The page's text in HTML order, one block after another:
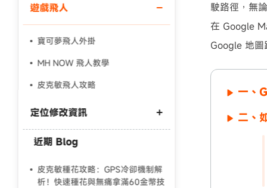
遊戲飛人
寶可夢飛人外掛
MH NOW 飛人教學
皮克敏飛人攻略
定位修改資訊
Android 更改定位3 種方法
【Fake GPS 完整教學】一秒更改虛
擬定位
近期 Blog
皮克敏種花攻略：GPS冷卻機制解
析！快速種花與無痛拿滿60金幣技
駛路徑，無
在 Google
Google 地
一、
二、